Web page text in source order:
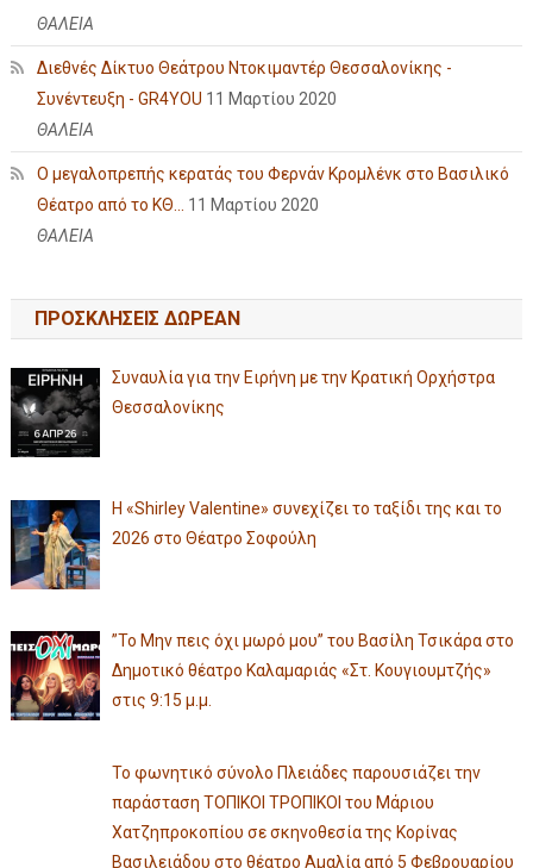
ΘΑΛΕΙΑ
Διεθνές Δίκτυο Θεάτρου Ντοκιμαντέρ Θεσσαλονίκης -
Συνέντευξη - GR4YOU 11 Μαρτίου 2020
ΘΑΛΕΙΑ
Ο μεγαλοπρεπής κερατάς του Φερνάν Κρομλένκ στο Βασιλικό
Θέατρο από το ΚΘ...
11 Μαρτίου 2020
ΘΑΛΕΙΑ
ΠΡΟΣΚΛΗΣΕΙΣ ΔΩΡΕΑΝ
Συναυλία για την Ειρήνη με την Κρατική Ορχήστρα
Θεσσαλονίκης
Η «Shirley Valentine» συνεχίζει το ταξίδι της και το
2026 στο Θέατρο Σοφούλη
”Το Μην πεις όχι μωρό μου” του Βασίλη Τσικάρα στο
Δημοτικό θέατρο Καλαμαριάς «Στ. Κουγιουμτζής»
στις 9:15 μ.μ.
Το φωνητικό σύνολο Πλειάδες παρουσιάζει την
παράσταση ΤΟΠΙΚΟΙ ΤΡΟΠΙΚΟΙ του Μάριου
Χατζηπροκοπίου σε σκηνοθεσία της Κορίνας
Βασιλειάδου στο θέατρο Αμαλία από 5 Φεβρουαρίου